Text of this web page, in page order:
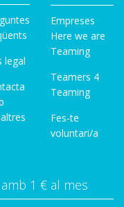
legal
Empreses
Here we are
Teaming
Teamers 4
Teaming
Fes-te
voluntari/a
1 € al mes